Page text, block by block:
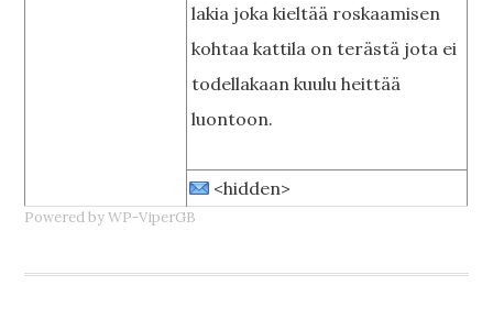
lakia joka kieltää roskaamisen
kohtaa kattila on terästä jota ei
todellakaan kuulu heittää
luontoon.
<hidden>
Powered by WP-ViperGB